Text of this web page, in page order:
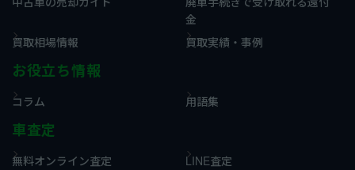
金
買取相場情報
買取実績・事例
お役立ち情報
コラム 用語集
車査定
無料オンライン査定
LINE査定